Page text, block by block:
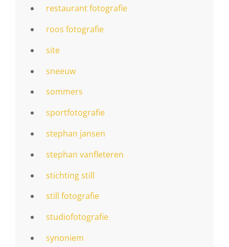
restaurant fotografie
roos fotografie
site
sneeuw
sommers
sportfotografie
stephan jansen
stephan vanfleteren
stichting still
still fotografie
studiofotografie
synoniem